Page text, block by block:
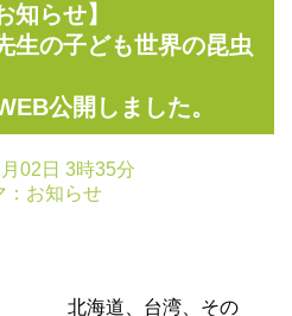
知らせ】
生の子ども世界の昆虫
公開しました。
02日 3時35分
お知らせ
北海道、台湾、その